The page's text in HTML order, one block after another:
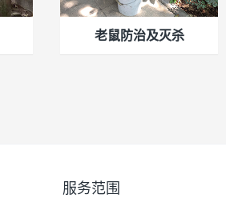
老鼠防治及灭杀
服务范围